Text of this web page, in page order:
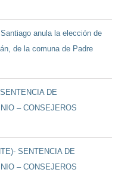
anula la elección de
de la comuna de Padre
DE
– CONSEJEROS
SENTENCIA DE
– CONSEJEROS